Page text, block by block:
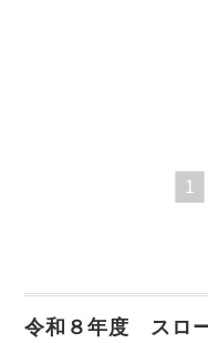
1
令和８年度 スロ